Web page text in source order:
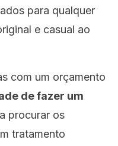
para qualquer
e casual ao
com um orçamento
de fazer um
procurar os
tratamento